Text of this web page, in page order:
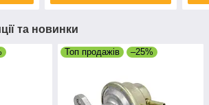
та новинки
Топ продажів –25%